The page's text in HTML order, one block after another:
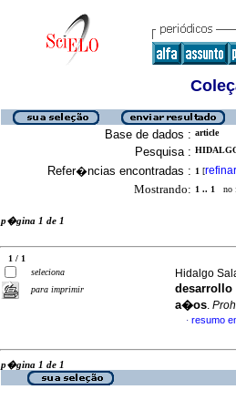
Base de dados : article
Pesquisa :
Refer�ncias encontradas : 1 [refinar
Mostrando: 1 .. 1 no
p�gina 1 de 1
1 / 1
seleciona
para imprimir
Hidalgo
desarrollo
a�os.
· resumo
p�gina 1 de 1